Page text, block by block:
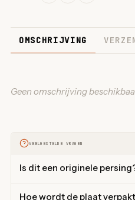
OMSCHRIJVING
Geen omschrijving
VEELGESTELDE VRAGEN
Is dit een originele
Hoe wordt de plaat